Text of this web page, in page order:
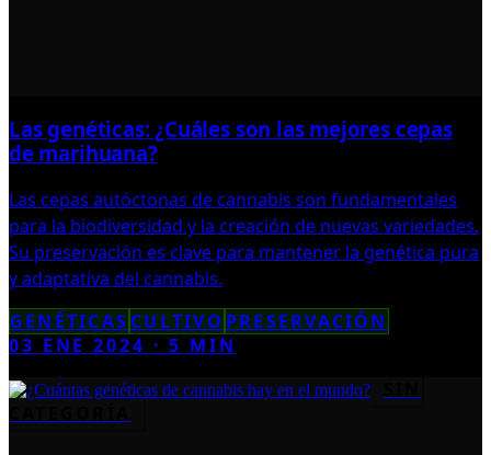
Las genéticas: ¿Cuáles son las mejores cepas
de marihuana?
Las cepas autóctonas de cannabis son fundamentales
para la biodiversidad y la creación de nuevas variedades.
Su preservación es clave para mantener la genética pura
y adaptativa del cannabis.
GENÉTICAS CULTIVO PRESERVACIÓN
03 ENE 2024 ·5 MIN